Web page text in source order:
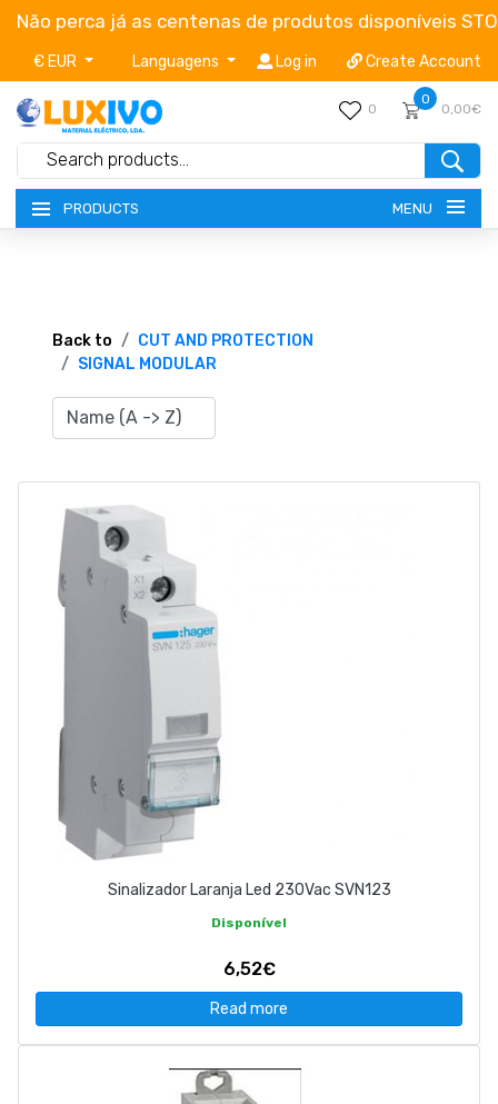
Não perca já as centenas de produtos disponíveis
€ EUR Languagens Log in Create Account
0
0
0,00€
PRODUCTS MENU
TERMS OF SERVICE
CONTACT
geral@luxivo.pt
Back to
CUT AND PROTECTION
SIGNAL MODULAR
Sinalizador Laranja Led 230Vac SVN123
Disponível
6,52€
Read more